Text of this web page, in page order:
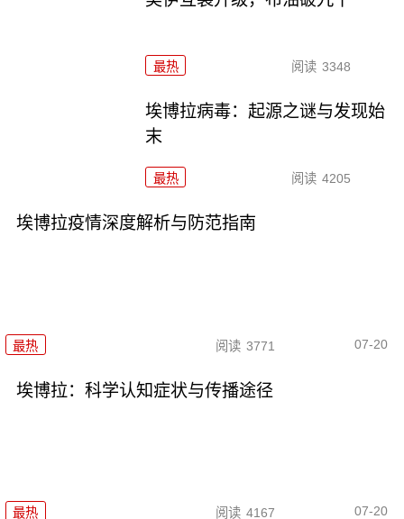
最热 阅读 3348
埃博拉病毒：起源之谜与发现始
末
最热 阅读 4205
埃博拉疫情深度解析与防范指南
最热 阅读 3771 07-20
埃博拉：科学认知症状与传播途径
最热 阅读 4167 07-20